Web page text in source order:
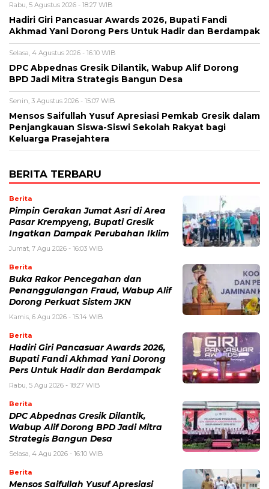
Rabu, 5 Agustus 2026 - 18:27 WIB
Hadiri Giri Pancasuar Awards 2026, Bupati Fandi
Akhmad Yani Dorong Pers Untuk Hadir dan Berdampak
Selasa, 4 Agustus 2026 - 16:10 WIB
DPC Abpednas Gresik Dilantik, Wabup Alif Dorong
BPD Jadi Mitra Strategis Bangun Desa
Senin, 3 Agustus 2026 - 15:07 WIB
Mensos Saifullah Yusuf Apresiasi Pemkab Gresik dalam
Penjangkauan Siswa-Siswi Sekolah Rakyat bagi
Keluarga Prasejahtera
BERITA TERBARU
Berita
Pimpin Gerakan Jumat Asri di Area
Pasar Krempyeng, Bupati Gresik
Ingatkan Dampak Perubahan Iklim
Jumat, 7 Agu 2026 - 16:03 WIB
Berita
Buka Rakor Pencegahan dan
Penanggulangan Fraud, Wabup Alif
Dorong Perkuat Sistem JKN
Kamis, 6 Agu 2026 - 15:14 WIB
Berita
Hadiri Giri Pancasuar Awards 2026,
Bupati Fandi Akhmad Yani Dorong
Pers Untuk Hadir dan Berdampak
Rabu, 5 Agu 2026 - 18:27 WIB
Berita
DPC Abpednas Gresik Dilantik,
Wabup Alif Dorong BPD Jadi Mitra
Strategis Bangun Desa
Selasa, 4 Agu 2026 - 16:10 WIB
Berita
Mensos Saifullah Yusuf Apresiasi